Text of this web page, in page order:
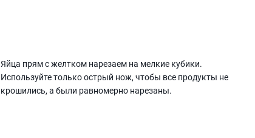
Яйца прям с желтком нарезаем на мелкие кубики.
Используйте только острый нож, чтобы все продукты не
крошились, а были равномерно нарезаны.